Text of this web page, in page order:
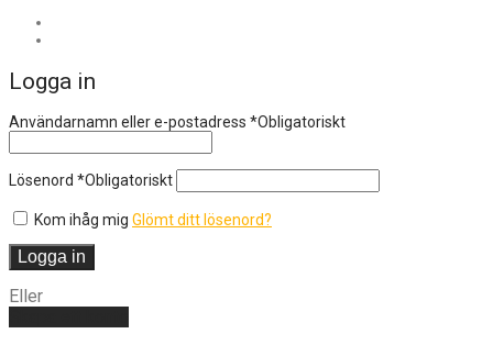
Logga in
Användarnamn eller e-postadress *Obligatoriskt
Lösenord *Obligatoriskt
Kom ihåg mig Glömt ditt lösenord?
Logga in
Eller